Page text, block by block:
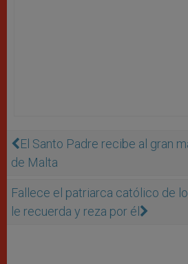
El Santo Padre recibe al gran
de Malta
Fallece el patriarca católico de
le recuerda y reza por él